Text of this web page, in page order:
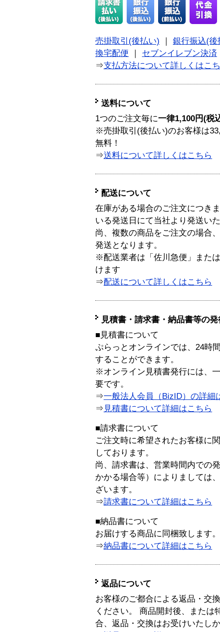
売掛取引(後払い)
銀行振込(後
換宅配便
セブンイレブン決済
⇒支払方法について詳しくはこ
送料について
1つのご注文毎に一律1,100円(税
※売掛取引(後払い)のお客様は
無料！
⇒送料について詳しくはこちら
配送について
在庫がある場合のご注文につき
いる発送日にて当社より発送い
尚、複数の商品をご注文の場合
発送となります。
※配送業者は「佐川急便」また
けます
⇒配送について詳しくはこちら
見積書・請求書・納品書等の
■見積書について
ぷらっとオンラインでは、24時
することができます。
※オンライン見積書発行には、
要です。
⇒一般法人会員（BizID）の詳細
⇒ 見積書について詳細はこちら
■請求書について
ご注文時に希望されたお客様に
しております。
尚、請求書は、営業時間内での
かかる場合等）によりましては
ざいます。
⇒請求書について詳細はこちら
■納品書について
お届けする商品に同梱致します。
⇒納品書について詳細はこちら
返品について
お客様のご都合による返品・交
ください。 商品開封後、または
合、返品・交換はお受けいたし